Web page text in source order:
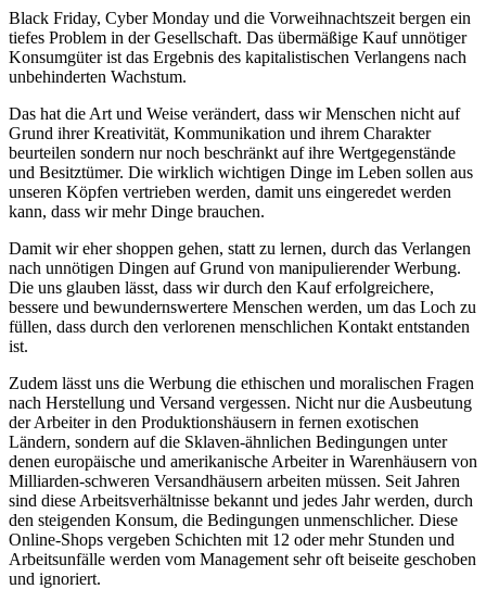
Black Friday, Cyber Monday und die Vorweihnachtszeit bergen ein
tiefes Problem in der Gesellschaft. Das übermäßige Kauf unnötiger
Konsumgüter ist das Ergebnis des kapitalistischen Verlangens nach
unbehinderten Wachstum.
Das hat die Art und Weise verändert, dass wir Menschen nicht auf
Grund ihrer Kreativität, Kommunikation und ihrem Charakter
beurteilen sondern nur noch beschränkt auf ihre Wertgegenstände
und Besitztümer. Die wirklich wichtigen Dinge im Leben sollen aus
unseren Köpfen vertrieben werden, damit uns eingeredet werden
kann, dass wir mehr Dinge brauchen.
Damit wir eher shoppen gehen, statt zu lernen, durch das Verlangen
nach unnötigen Dingen auf Grund von manipulierender Werbung.
Die uns glauben lässt, dass wir durch den Kauf erfolgreichere,
bessere und bewundernswertere Menschen werden, um das Loch zu
füllen, dass durch den verlorenen menschlichen Kontakt entstanden
ist.
Zudem lässt uns die Werbung die ethischen und moralischen Fragen
nach Herstellung und Versand vergessen. Nicht nur die Ausbeutung
der Arbeiter in den Produktionshäusern in fernen exotischen
Ländern, sondern auf die Sklaven-ähnlichen Bedingungen unter
denen europäische und amerikanische Arbeiter in Warenhäusern von
Milliarden-schweren Versandhäusern arbeiten müssen. Seit Jahren
sind diese Arbeitsverhältnisse bekannt und jedes Jahr werden, durch
den steigenden Konsum, die Bedingungen unmenschlicher. Diese
Online-Shops vergeben Schichten mit 12 oder mehr Stunden und
Arbeitsunfälle werden vom Management sehr oft beiseite geschoben
und ignoriert.